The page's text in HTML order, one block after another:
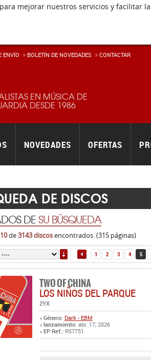
mejorar nuestros servicios y facilitar
EN MÚSICA DE
DESDE 1986
NOVEDADES OFERTAS
ENVÍ­O BOLETÍN DE NOVEDADES CONTACTAR
DE DISCOS
DESU BÚSQUEDA
10de3143 discosencontrados. (315 páginas)
ORDENAR
1 2 3 4 5
TWO OF CHINA
LOS NIÑOS DEL PARQUE
ZYX
Género: Dark - EBM
lanzamiento: abr. 17, 2026
EP Ref.: R57751